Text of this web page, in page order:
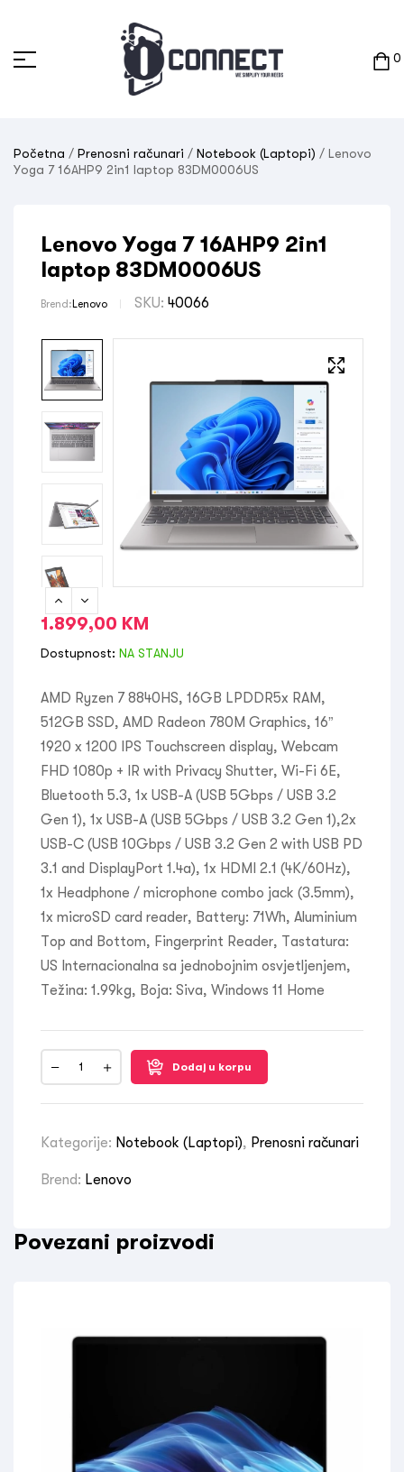
0
Početna / Prenosni računari / Notebook (Laptopi) / Lenovo
Yoga 7 16AHP9 2in1 laptop 83DM0006US
Lenovo Yoga 7 16AHP9 2in1
laptop 83DM0006US
Brend: Lenovo SKU: 40066
1.899,00 KM
Dostupnost: NA STANJU
AMD Ryzen 7 8840HS, 16GB LPDDR5x RAM,
512GB SSD, AMD Radeon 780M Graphics, 16”
1920 x 1200 IPS Touchscreen display, Webcam
FHD 1080p + IR with Privacy Shutter, Wi-Fi 6E,
Bluetooth 5.3, 1x USB-A (USB 5Gbps / USB 3.2
Gen 1), 1x USB-A (USB 5Gbps / USB 3.2 Gen 1),2x
USB-C (USB 10Gbps / USB 3.2 Gen 2 with USB PD
3.1 and DisplayPort 1.4a), 1x HDMI 2.1 (4K/60Hz),
1x Headphone / microphone combo jack (3.5mm),
1x microSD card reader, Battery: 71Wh, Aluminium
Top and Bottom, Fingerprint Reader, Tastatura:
US Internacionalna sa jednobojnim osvjetljenjem,
Težina: 1.99kg, Boja: Siva, Windows 11 Home
Dodaj u korpu
Kategorije: Notebook (Laptopi), Prenosni računari
Brend: Lenovo
Povezani proizvodi